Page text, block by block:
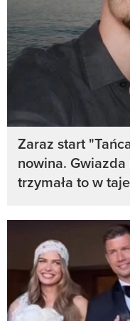
Zaraz start
nowina. Gwiazda
trzymała to w